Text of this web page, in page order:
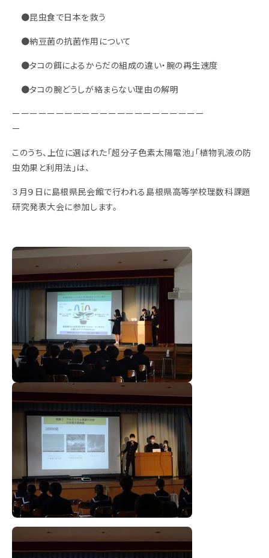
●昆虫食で日本を救う
●納豆菌の抗菌作用について
●タコの餌によるからだの組成の違い・腕の再生速度
●タコの腕どうしが絡まらない理由の解明
ーーーーーーーーーーーーーーーーーーーーーー
ー
このうち、上位に選ばれた「超分子色素太陽電池」「植物乳液の防
虫効果と利用法」は、
３月９日に島根県民会館で行われる島根県高等学校理数科課題
研究発表大会に参加します。